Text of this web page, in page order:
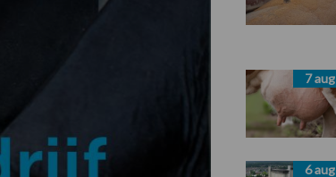
7 aug
6 aug